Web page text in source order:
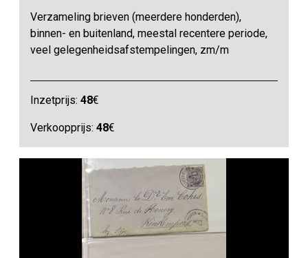
Verzameling brieven (meerdere honderden),
binnen- en buitenland, meestal recentere periode,
veel gelegenheidsafstempelingen, zm/m
Inzetprijs:48€
Verkoopprijs:48€